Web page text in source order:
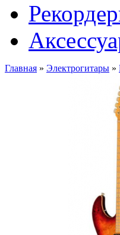
Главная » Электрогитары »